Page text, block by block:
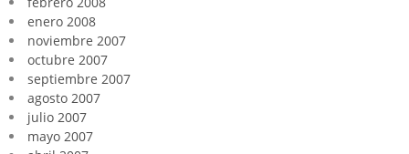
enero 2008
noviembre 2007
octubre 2007
septiembre 2007
agosto 2007
julio 2007
mayo 2007